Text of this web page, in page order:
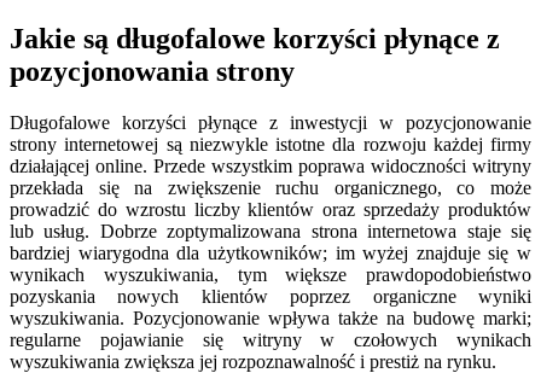
Jakie są długofalowe korzyści płynące z
pozycjonowania strony
Długofalowe korzyści płynące z inwestycji w pozycjonowanie
strony internetowej są niezwykle istotne dla rozwoju każdej firmy
działającej online. Przede wszystkim poprawa widoczności witryny
przekłada się na zwiększenie ruchu organicznego, co może
prowadzić do wzrostu liczby klientów oraz sprzedaży produktów
lub usług. Dobrze zoptymalizowana strona internetowa staje się
bardziej wiarygodna dla użytkowników; im wyżej znajduje się w
wynikach wyszukiwania, tym większe prawdopodobieństwo
pozyskania nowych klientów poprzez organiczne wyniki
wyszukiwania. Pozycjonowanie wpływa także na budowę marki;
regularne pojawianie się witryny w czołowych wynikach
wyszukiwania zwiększa jej rozpoznawalność i prestiż na rynku.